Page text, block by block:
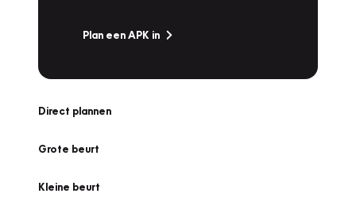
Plan een APK in
Direct plannen
Grote beurt
Kleine beurt